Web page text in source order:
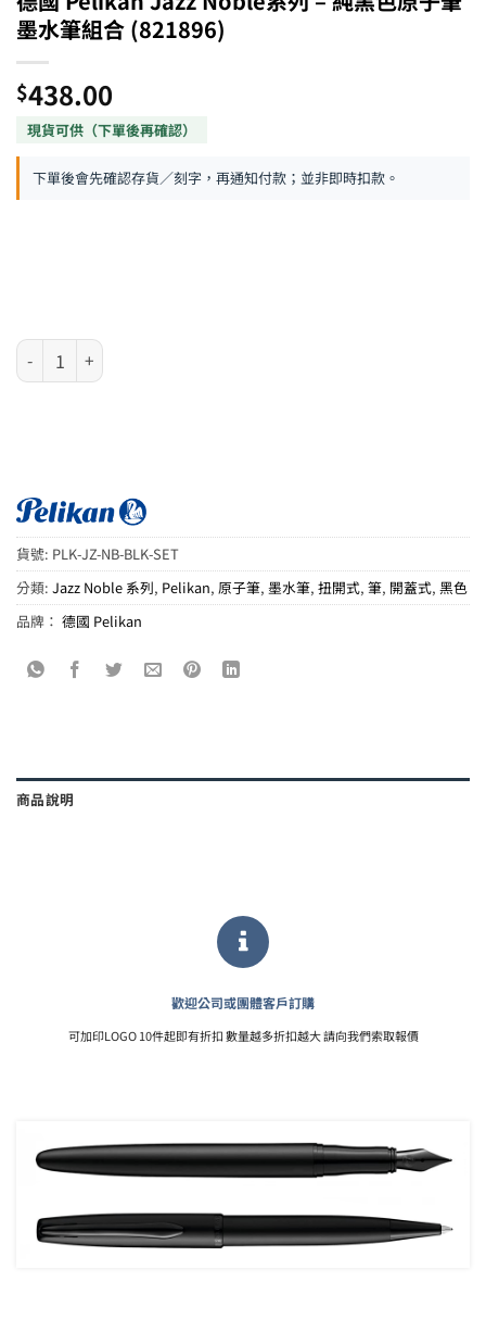
墨水筆組合 (821896)
$438.00
下單後會先確認存貨／刻字，再通知付款；並非即時扣款。
德國 Pelikan Jazz Noble系列 - 純黑色原子筆墨水筆組合 (821896)
貨號: PLK-JZ-NB-BLK-SET
分類: Jazz Noble 系列, Pelikan, 原子筆, 墨水筆, 扭開式, 筆, 開蓋式, 黑色
品牌： 德國 Pelikan
商品說明
歡迎公司或團體客戶訂購
可加印LOGO 10件起即有折扣 數量越多折扣越大 請向我們索取報價